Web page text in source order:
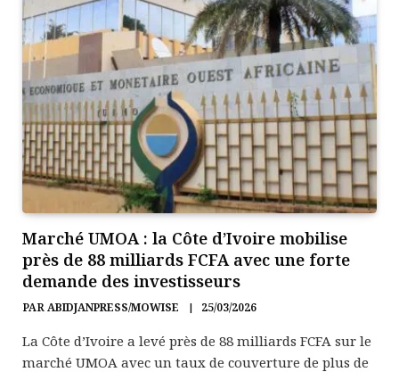
Marché UMOA : la Côte d’Ivoire mobilise
près de 88 milliards FCFA avec une forte
demande des investisseurs
PARABIDJANPRESS/MOWISE 25/03/2026
La Côte d’Ivoire a levé près de 88 milliards FCFA sur le
marché UMOA avec un taux de couverture de plus de